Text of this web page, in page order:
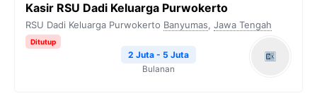
Kasir RSU Dadi Keluarga Purwokerto
RSU Dadi Keluarga Purwokerto Banyumas, Jawa Tengah
Ditutup
2 Juta - 5 Juta
Bulanan